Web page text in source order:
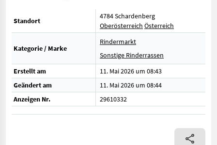
Standort
4784 Schardenberg
Oberösterreich Österreich
Kategorie / Marke
Rindermarkt
Sonstige Rinderrassen
Erstellt am
11. Mai 2026 um 08:43
Geändert am
11. Mai 2026 um 08:44
Anzeigen Nr.
29610332